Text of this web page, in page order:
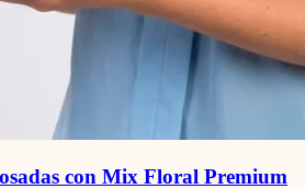
con Mix Floral Premium